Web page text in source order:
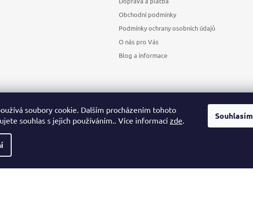
soubory cookie. Dalším procházením tohoto
souhlas s jejich používáním.. Více informací zde. Souhlasím
Sledovat na Instagramu
Obchodní podmínky
Podmínky ochrany osobních údajů
O nás pro Vás
Blog a informace